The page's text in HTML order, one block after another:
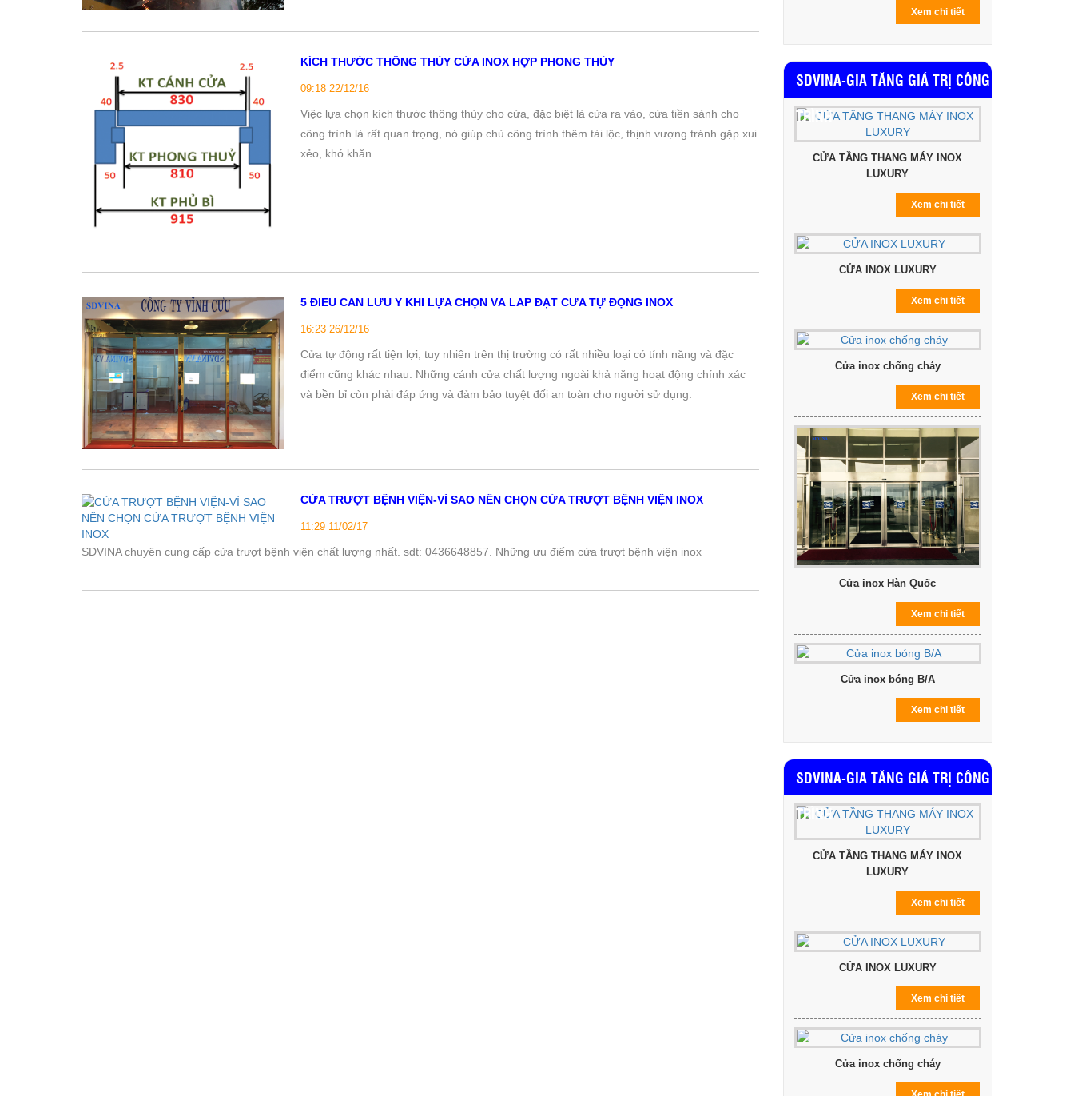
KÍCH THƯỚC THÔNG THỦY CỬA INOX HỢP PHONG THỦY
09:18 22/12/16
Việc lựa chọn kích thước thông thủy cho cửa, đặc biệt là cửa ra vào, cửa tiền sảnh cho
công trình là rất quan trọng, nó giúp chủ công trình thêm tài lộc, thịnh vượng tránh gặp xui
xẻo, khó khăn
5 ĐIỀU CẦN LƯU Ý KHI LỰA CHỌN VÀ LẮP ĐẶT CỬA TỰ ĐỘNG INOX
16:23 26/12/16
Cửa tự động rất tiện lợi, tuy nhiên trên thị trường có rất nhiều loại có tính năng và đặc
điểm cũng khác nhau. Những cánh cửa chất lượng ngoài khả năng hoạt động chính xác
và bền bỉ còn phải đáp ứng và đảm bảo tuyệt đối an toàn cho người sử dụng.
CỬA TRƯỢT BỆNH VIỆN-VÌ SAO NÊN CHỌN CỬA TRƯỢT BỆNH VIỆN INOX
11:29 11/02/17
SDVINA chuyên cung cấp cửa trượt bệnh viện chất lượng nhất. sdt: 0436648857. Những ưu điểm cửa trượt bệnh viện inox
Xem chi tiết
SDVINA-GIA TĂNG GIÁ TRỊ CÔNG
TRÌNH
CỬA TẦNG THANG MÁY INOX
LUXURY
Xem chi tiết
CỬA INOX LUXURY
Xem chi tiết
Cửa inox chống cháy
Xem chi tiết
Cửa inox Hàn Quốc
Xem chi tiết
Cửa inox bóng B/A
Xem chi tiết
SDVINA-GIA TĂNG GIÁ TRỊ CÔNG
TRÌNH
CỬA TẦNG THANG MÁY INOX
LUXURY
Xem chi tiết
CỬA INOX LUXURY
Xem chi tiết
Cửa inox chống cháy